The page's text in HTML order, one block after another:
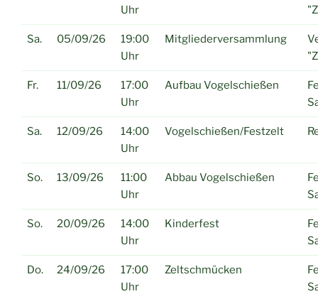
Uhr
Sa. 05/09/26
19:00
Uhr
Mitgliederversammlung
Fr. 11/09/26
17:00
Uhr
Aufbau Vogelschießen
Sa. 12/09/26
14:00
Uhr
Vogelschießen/Festzelt
So. 13/09/26
11:00
Uhr
Abbau Vogelschießen
So. 20/09/26
14:00
Uhr
Kinderfest
Do. 24/09/26
17:00
Uhr
Zeltschmücken